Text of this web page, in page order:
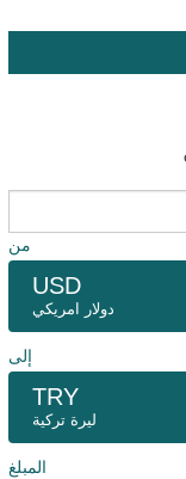
من
USD
دولار امريكي
إلى
TRY
ليرة تركية
المبلغ